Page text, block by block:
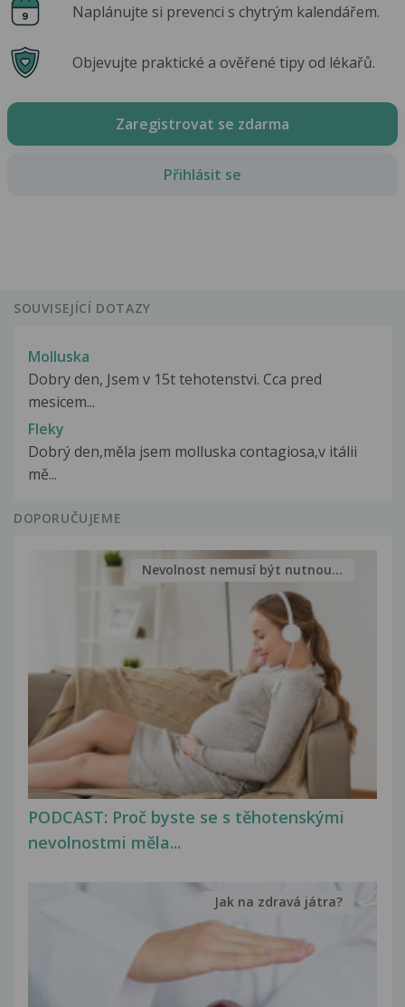
Naplánujte si prevenci s chytrým kalendářem.
Objevujte praktické a ověřené tipy od lékařů.
Zaregistrovat se zdarma
Přihlásit se
SOUVISEJÍCÍ DOTAZY
Molluska
Dobry den, Jsem v 15t tehotenstvi. Cca pred
mesicem...
Fleky
Dobrý den,měla jsem molluska contagiosa,v itálii
mě...
DOPORUČUJEME
PODCAST: Proč byste se s těhotenskými
nevolnostmi měla...
Nevolnost nemusí být nutnou...
Jak na zdravá játra?